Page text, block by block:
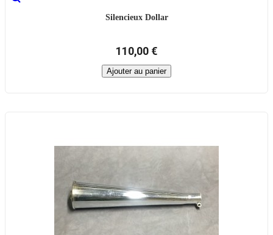
Silencieux Dollar
110,00 €
Ajouter au panier